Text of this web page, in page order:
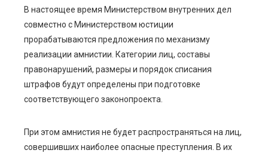
В настоящее время Министерством внутренних дел
совместно с Министерством юстиции
прорабатываются предложения по механизму
реализации амнистии. Категории лиц, составы
правонарушений, размеры и порядок списания
штрафов будут определены при подготовке
соответствующего законопроекта.
При этом амнистия не будет распространяться на лиц,
совершивших наиболее опасные преступления. В их